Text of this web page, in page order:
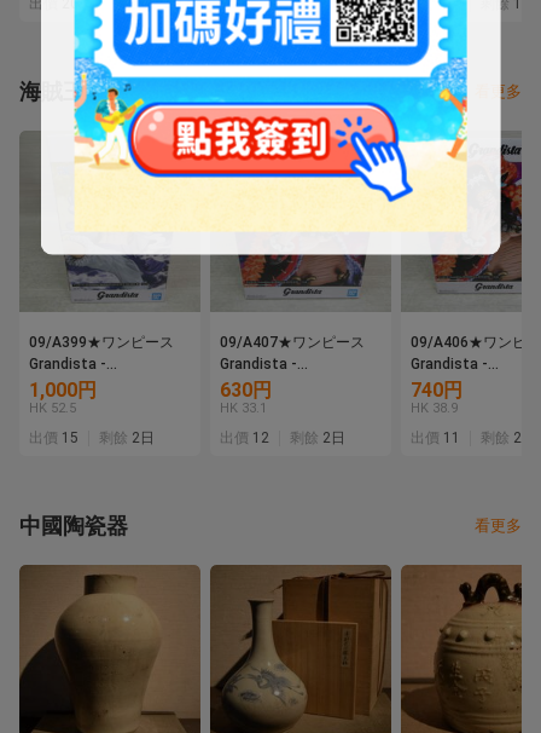
出價 剩餘5 時
(SR) ★
出價16 剩餘 5日 出價15 剩餘
海賊王 看更多
09/A399★ワンピース
Grandista -
MONKEY.D.LUFFY
GEAR5-Ⅲ モンキー・
D・ルフィ ギア5★フィ
1,000円
HK 52.5
出價 15 剩餘 2日
09/A407★ワンピース
Grandista -
MARSHALL.D.TEACH-
マーシャル・D・ティー
チ★黒ひげ★フィギュア
630円
HK 33.1
出價 12 剩餘 2日
09/A406★ワンピ
Grandista -
マーシャル・D・テ
チ★黒ひげ★フィ
740円
HK 38.9
出價 11 剩餘 2日
中國陶瓷器 看更多